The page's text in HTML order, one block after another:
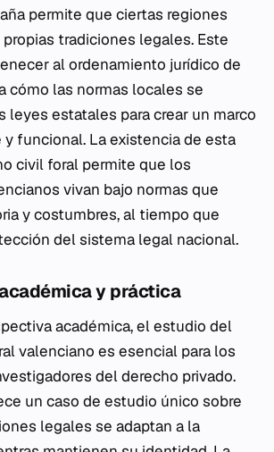
permite que ciertas regiones
tradiciones legales. Este
al ordenamiento jurídico de
cómo las normas locales se
leyes estatales para crear un marco
funcional. La existencia de esta
civil foral permite que los
vivan bajo normas que
y costumbres, al tiempo que
del sistema legal nacional.
y práctica
académica, el estudio del
valenciano es esencial para los
del derecho privado.
un caso de estudio único sobre
legales se adaptan a la